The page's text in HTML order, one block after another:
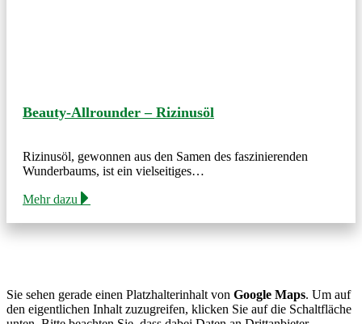
Beauty-Allrounder – Rizinusöl
Rizinusöl, gewonnen aus den Samen des faszinierenden
Wunderbaums, ist ein vielseitiges…
Mehr dazu
Sie sehen gerade einen Platzhalterinhalt von Google Maps. Um auf
den eigentlichen Inhalt zuzugreifen, klicken Sie auf die Schaltfläche